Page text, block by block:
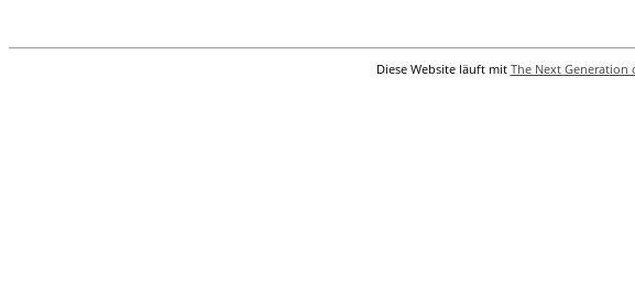
Diese Website läuft mit The Next Generation